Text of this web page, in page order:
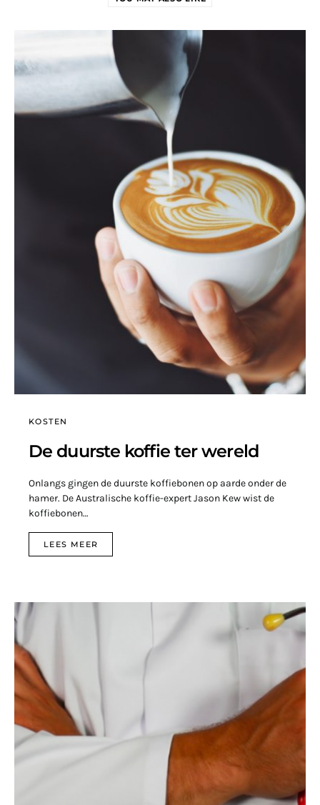
KOSTEN
De duurste koffie ter wereld
Onlangs gingen de duurste koffiebonen op aarde onder de
hamer. De Australische koffie-expert Jason Kew wist de
koffiebonen…
LEES MEER